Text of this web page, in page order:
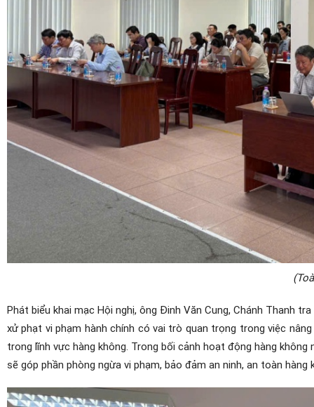
Phát biểu khai mạc Hội nghị, ông Đinh Văn Cung, Chánh Thanh
xử phạt vi phạm hành chính có vai trò quan trọng trong việc
trong lĩnh vực hàng không. Trong bối cảnh hoạt động hàng
sẽ góp phần phòng ngừa vi phạm, bảo đảm an ninh, an toàn